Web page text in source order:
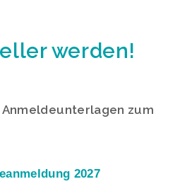
werden!
Anmeldeunterlagen zum
2027